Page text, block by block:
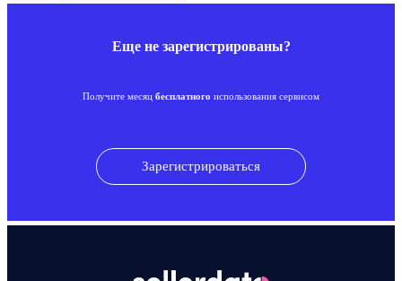
Еще не зарегистрированы?
Получите месяц бесплатного использования сервисом
Зарегистрироваться